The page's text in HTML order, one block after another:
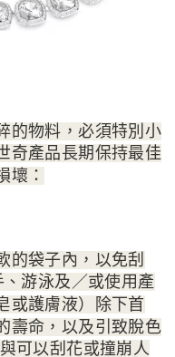
的物料，必須特別小
奇產品長期保持最佳
壞：
的袋子內，以免刮
游泳及／或使用產
或護膚液）除下首
壽命，以及引致脫色
可以刮花或撞崩人